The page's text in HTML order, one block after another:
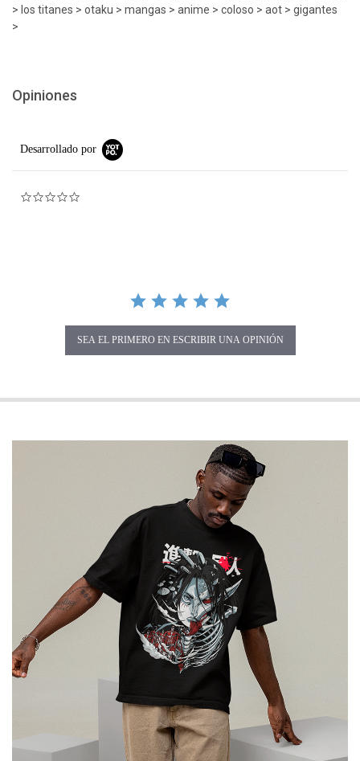
> los titanes > otaku > mangas > anime > coloso > aot > gigantes
>
Opiniones
Desarrollado por
SEA EL PRIMERO EN ESCRIBIR UNA OPINIÓN